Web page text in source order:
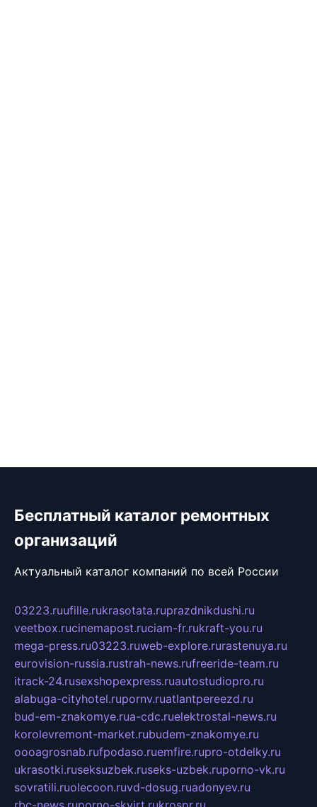
Бесплатный каталог ремонтных
организаций
Актуальный каталог компаний по всей России
03223.ruufille.rukrasotata.ruprazdnikdushi.ru
veetbox.rucinemapost.ruciam-fr.rukraft-you.ru
mega-press.ru03223.ruweb-explore.rurastenuya.ru
eurovision-russia.rustrah-news.rufreeride-team.ru
itrack-24.rusexshopexpress.ruautostudiopro.ru
alabuga-cityhotel.rupornv.ruatlantpereezd.ru
bud-em-znakomye.rua-cdc.ruelektrostal-news.ru
korolevremont-market.rubudem-znakomye.ru
oooagrosnab.rufpodaso.ruemfire.rupro-otdelky.ru
ukrasotki.ruseksuzbek.ruseks-uzbek.ruporno-vk.ru
sovratili.ruolecoon.ruvd-dosug.ruadonyev.ru